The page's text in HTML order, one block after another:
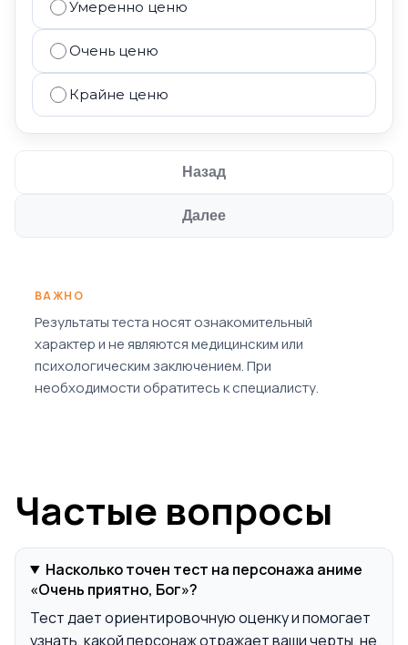
Умеренно ценю
Очень ценю
Крайне ценю
Назад
Далее
ВАЖНО
Результаты теста носят ознакомительный
характер и не являются медицинским или
психологическим заключением. При
необходимости обратитесь к специалисту.
Частые вопросы
Насколько точен тест на персонажа аниме
«Очень приятно, Бог»?
Тест дает ориентировочную оценку и помогает
узнать, какой персонаж отражает ваши черты, не